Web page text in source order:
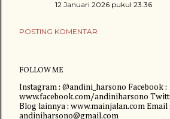
12 Januari 2026 pukul 23.36
POSTING KOMENTAR
FOLLOW ME
Instagram : @andini_harsono Facebook :
www.facebook.com/andiniharsono
Blog lainnya : www.mainjalan.com Email :
andiniharsono@gmail.com